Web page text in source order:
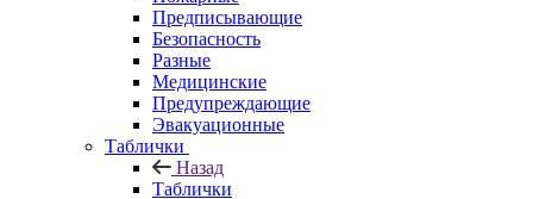
Предписывающие
Безопасность
Разные
Медицинские
Предупреждающие
Эвакуационные
Таблички
Назад
Таблички